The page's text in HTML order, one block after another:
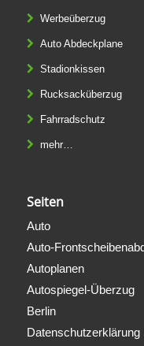
Werbeüberzug
Auto Abdeckplane
Stadionkissen
Rucksacküberzug
Fahrradschutz
mehr…
Seiten
Auto
Auto-
Autoplanen
Autospiegel-Überzug
Berlin
Datenschutzerklärung